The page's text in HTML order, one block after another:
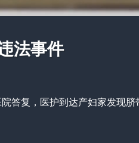
法事件
答复，医护到达产妇家发现脐